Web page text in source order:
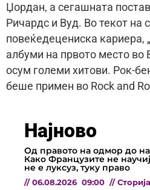
Џордан, а сегашната
Ричардс и Вуд. Во текот на
повеќедецениска кариера,
албуми на првото место во
осум големи хитови. Рок-
беше примен во Rock and
Најново
Од правото на одмор до
Како Французите не
не е луксуз, туку право
// 06.08.2026 09:00 // Сторија